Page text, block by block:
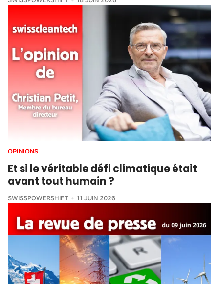
OPINIONS
Et si le véritable défi climatique était
avant tout humain ?
SWISSPOWERSHIFT 11 JUIN 2026